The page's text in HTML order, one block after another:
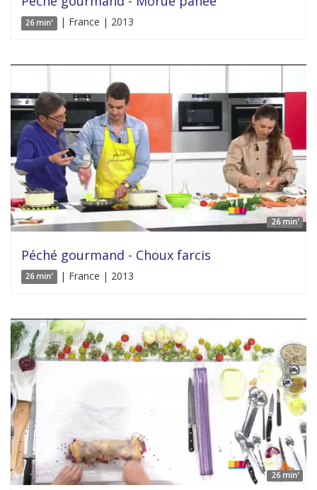
26 min' | France | 2013
26 min'
Péché gourmand - Choux farcis
26 min' | France | 2013
26 min'